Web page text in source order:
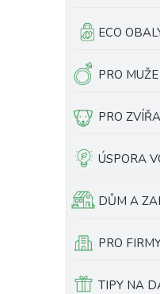
ECO
PRO MUŽE
PRO
ÚSPORA
DŮM A
PRO
TIPY NA